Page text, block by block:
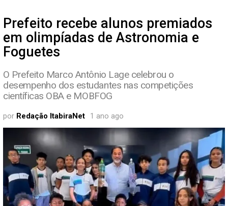
Prefeito recebe alunos premiados
em olimpíadas de Astronomia e
Foguetes
O Prefeito Marco Antônio Lage celebrou o
desempenho dos estudantes nas competições
científicas OBA e MOBFOG
por Redação ItabiraNet 1 ano ago